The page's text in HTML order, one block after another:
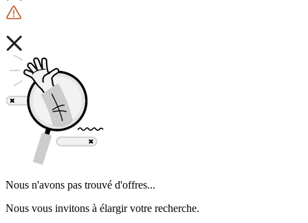
Nous n'avons pas trouvé d'offres...
Nous vous invitons à élargir votre recherche.